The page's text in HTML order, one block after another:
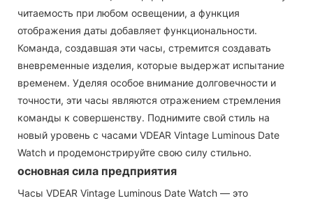
читаемость при любом освещении, а функция
отображения даты добавляет функциональности.
Команда, создавшая эти часы, стремится создавать
вневременные изделия, которые выдержат испытание
временем. Уделяя особое внимание долговечности и
точности, эти часы являются отражением стремления
команды к совершенству. Поднимите свой стиль на
новый уровень с часами VDEAR Vintage Luminous Date
Watch и продемонстрируйте свою силу стильно.
основная сила предприятия
Часы VDEAR Vintage Luminous Date Watch — это